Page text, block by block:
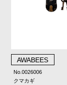
AWABEES
No.0026006
クマカギ